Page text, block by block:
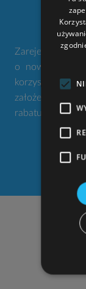
Zarejestruj się
o nowościach
korzystania z
założenie
rabatu na zakup